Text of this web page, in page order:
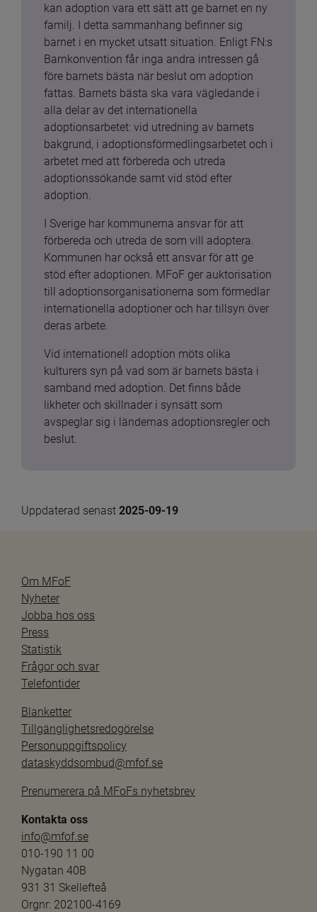
kan adoption vara ett sätt att ge barnet en ny
familj. I detta sammanhang befinner sig
barnet i en mycket utsatt situation. Enligt FN:s
Barnkonvention får inga andra intressen gå
före barnets bästa när beslut om adoption
fattas. Barnets bästa ska vara vägledande i
alla delar av det internationella
adoptionsarbetet: vid utredning av barnets
bakgrund, i adoptionsförmedlingsarbetet och i
arbetet med att förbereda och utreda
adoptionssökande samt vid stöd efter
adoption.
I Sverige har kommunerna ansvar för att
förbereda och utreda de som vill adoptera.
Kommunen har också ett ansvar för att ge
stöd efter adoptionen. MFoF ger auktorisation
till adoptionsorganisationerna som förmedlar
internationella adoptioner och har tillsyn över
deras arbete.
Vid internationell adoption möts olika
kulturers syn på vad som är barnets bästa i
samband med adoption. Det finns både
likheter och skillnader i synsätt som
avspeglar sig i ländernas adoptionsregler och
beslut.
Uppdaterad senast 2025-09-19
Om MFoF
Nyheter
Jobba hos oss
Press
Statistik
Frågor och svar
Telefontider
Blanketter
Tillgänglighetsredogörelse
Personuppgiftspolicy
dataskyddsombud@mfof.se
Prenumerera på MFoFs nyhetsbrev
Kontakta oss
info@mfof.se
010-190 11 00
Nygatan 40B
931 31 Skellefteå
Orgnr: 202100-4169